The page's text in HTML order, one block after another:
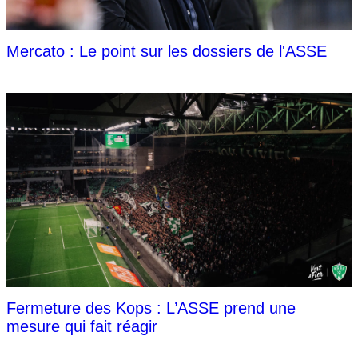
Mercato : Le point sur les dossiers de l'ASSE
Fermeture des Kops : L’ASSE prend une
mesure qui fait réagir